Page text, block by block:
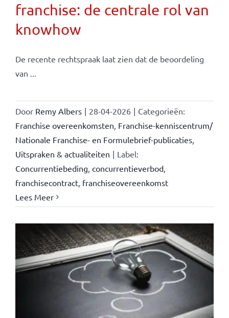
franchise: de centrale rol van
knowhow
De recente rechtspraak laat zien dat de beoordeling
van ...
Door Remy Albers | 28-04-2026 | Categorieën:
Franchise overeenkomsten Franchise-kenniscentrum/
Nationale Franchise- en Formulebrief-publicaties,
Uitspraken & actualiteiten | Label:
Concurrentiebeding concurrentieverbod,
franchisecontract, franchiseovereenkomst
Lees Meer